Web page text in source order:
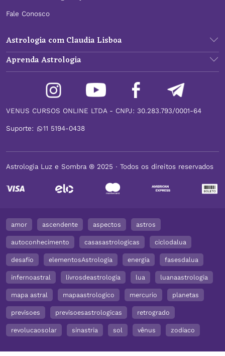
Fale Conosco
Astrologia com Claudia Lisboa
Aprenda Astrologia
VENUS CURSOS ONLINE LTDA - CNPJ: 30.283.793/0001-64
Suporte: 11 5194-0438
Astrologia Luz e Sombra ® 2025 ∙ Todos os direitos reservados
amor ascendente aspectos astros
autoconhecimento casasastrologicas ciclodalua
desafio elementosAstrologia energia fasesdalua
infernoastral livrosdeastrologia lua luanaastrologia
mapa astral mapaastrologico mercurio planetas
previsoes previsoesastrologicas retrogrado
revolucaosolar sinastria sol vênus zodiaco